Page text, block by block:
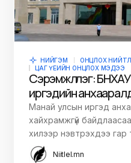
НИЙГЭМ ОНЦЛОХ
ЦАГ ҮЕИЙН ОНЦЛОХ МЭДЭЭ
Сэрэмжлүүлэг:
иргэдийн
Манай улсын иргэд
хайхрамжгүй
хилээр нэвтрэхдээ
Niitlel.mn